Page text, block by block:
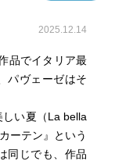
2025.12.14
品でイタリア最
パヴェーゼはそ
い夏（La bella
ーテン』という
同じでも、作品